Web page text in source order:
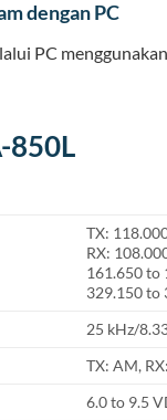
dengan PC
PC
850L
TX:
RX:
161.650 to
329.150 to
25 kHz/
TX: AM,
6.0 to 9.5